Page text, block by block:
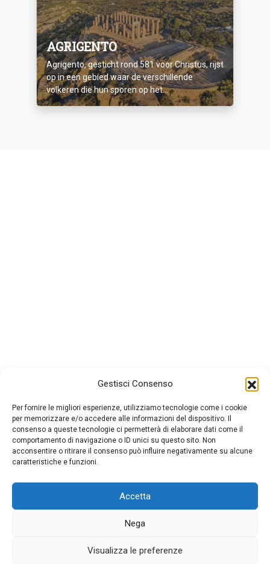
Gestisci Consenso
Per fornire le migliori esperienze, utilizziamo tecnologie come i cookie
per memorizzare e/o accedere alle informazioni del dispositivo. Il
consenso a queste tecnologie ci permetterà di elaborare dati come il
comportamento di navigazione o ID unici su questo sito. Non
acconsentire o ritirare il consenso può influire negativamente su alcune
caratteristiche e funzioni.
Accetta
Nega
Visualizza le preferenze
AGRIGENTO
Agrigento, gesticht rond 581 voor Christus, rijst
op in een gebied waar de verschillende
volkeren die hun sporen op het...